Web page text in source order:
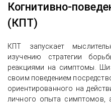
Когнитивно-
(КПТ)
КПТ запускает
изучению стратегии
реакциями на симптомы.
своим поведением
ориентированного на
личного опыта симптомов,